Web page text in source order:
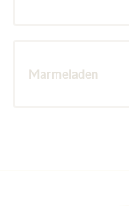
Marmeladen